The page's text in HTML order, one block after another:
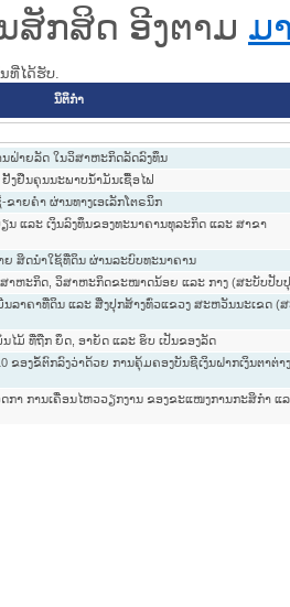
ສັກສິດ ອີງຕາມ ມ
ທີ່ໄດ້ຮັບ.
ນິຕິກໍາ
ຝ່າຍລັດ ໃນວິສາຫະກິດລັດລົງທຶນ
ງຢືນຄຸນນະພາບນ້ຳມັນເຊື້ອໄຟ
າຍຄຳ ຜ່ານທາງເອເລັກໂຕຣນິກ
ນ ແລະ ເງິນລົງທຶນຂອງທະນາຄານທຸລະກິດ ແລະ ສາຂາ
ຍ ສິດນຳໃຊ້ທີ່ດິນ ຜ່ານລະບົບທະນາຄານ
າຫະກິດ, ວິສາຫະກິດຂະໜາດນ້ອຍ ແລະ ກາງ (ສະບັບປັບ
ນລາຄາທີ່ດິນ ແລະ ສີ່ງປຸກສ້າງທົ່ວແຂວງ ສະຫວັນນະເຂດ (
ໄມ້ ທີ່ຖືກ ຍຶດ, ອາຍັດ ແລະ ຮິບ ເປັນຂອງລັດ
ຂອງຂໍ້ຕົກລົງວ່າດ້ວຍ ການຄຸ້ມຄອງບັນຊີເງິນຝາກເງິນຕາຕ່າ
ກາ ການເຄື່ອນໄຫວວຽກງານ ຂອງຂະແໜງການກະສິກຳ ແ